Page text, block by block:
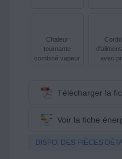
Chaleur
tournante
combiné vapeur
avec
Télécharger la
Voir la fiche
DISPO. DES PIÈCES